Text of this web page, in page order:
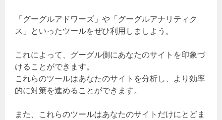
「グーグルアドワーズ」や「グーグルアナリティク
ス」といったツールをぜひ利用しましよう。
これによって、グーグル側にあなたのサイトを印象づ
けることができます。
これらのツールはあなたのサイトを分析し、より効率
的に対策を進めることができます。
また、これらのツールはあなたのサイトだけにとどま